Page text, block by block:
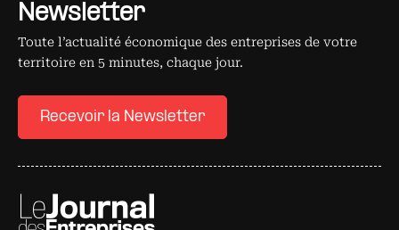
Newsletter
Toute l’actualité économique des entreprises de votre
territoire en 5 minutes, chaque jour.
Recevoir la Newsletter